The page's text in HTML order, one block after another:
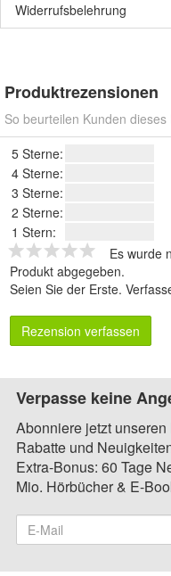
Widerrufsbelehrung
Produktrezensionen
So beurteilen Kunden dieses
5 Sterne:
4 Sterne:
3 Sterne:
2 Sterne:
1 Stern:
Es wurde
Produkt abgegeben.
Seien Sie der Erste.
Rezension verfassen
Verpasse keine
Abonniere jetzt
Rabatte und
Extra-Bonus: 60 Tage
Mio. Hörbücher & E-